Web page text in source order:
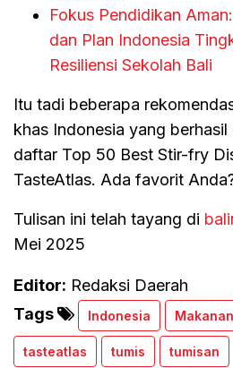
Fokus Pendidikan
dan Plan Indonesia
Resiliensi Sekolah Bali
Itu tadi beberapa
khas Indonesia yang
daftar Top 50 Best Stir-fry
TasteAtlas. Ada favorit
Tulisan ini telah tayang di
Mei 2025
Editor: Redaksi Daerah
Tags
Indonesia Makanan
tasteatlas tumis tumisan